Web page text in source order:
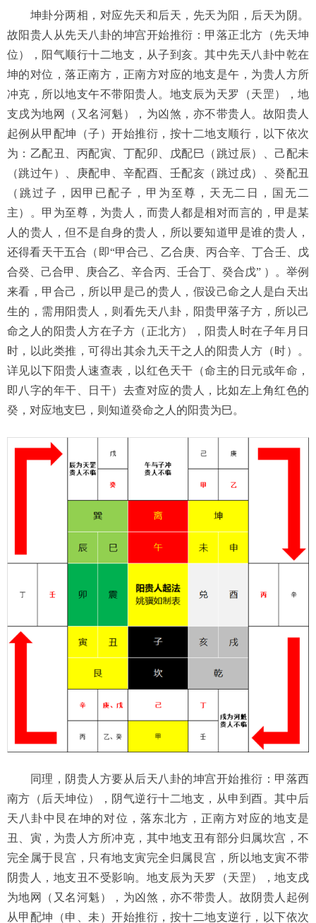
坤卦分两相，对应先天和后天，先天为阳，后天为阴。
故阳贵人从先天八卦的坤宫开始推衍：甲落正北方（先天坤
位），阳气顺行十二地支，从子到亥。其中先天八卦中乾在
坤的对位，落正南方，正南方对应的地支是午，为贵人方所
冲克，所以地支午不带阳贵人。地支辰为天罗（天罡），地
支戌为地网（又名河魁），为凶煞，亦不带贵人。故阳贵人
起例从甲配坤（子）开始推衍，按十二地支顺行，以下依次
为：乙配丑、丙配寅、丁配卯、戊配巳（跳过辰）、己配未
（跳过午）、庚配申、辛配酉、壬配亥（跳过戌）、癸配丑
（跳过子，因甲已配子，甲为至尊，天无二日，国无二
主）。甲为至尊，为贵人，而贵人都是相对而言的，甲是某
人的贵人，但不是自身的贵人，所以要知道甲是谁的贵人，
还得看天干五合（即“甲合己、乙合庚、丙合辛、丁合壬、戊
合癸、己合甲、庚合乙、辛合丙、壬合丁、癸合戊” ）。举例
来看，甲合己，所以甲是己的贵人，假设己命之人是白天出
生的，需用阳贵人，则看先天八卦，阳贵甲落子方，所以己
命之人的阳贵人方在子方（正北方），阳贵人时在子年月日
时，以此类推，可得出其余九天干之人的阳贵人方（时）。
详见以下阳贵人速查表，以红色天干（命主的日元或年命，
即八字的年干、日干）去查对应的贵人，比如左上角红色的
癸，对应地支巳，则知道癸命之人的阳贵为巳。
同理，阴贵人方要从后天八卦的坤宫开始推衍：甲落西
南方（后天坤位），阴气逆行十二地支，从申到酉。其中后
天八卦中艮在坤的对位，落东北方，正南方对应的地支是
丑、寅，为贵人方所冲克，其中地支丑有部分归属坎宫，不
完全属于艮宫，只有地支寅完全归属艮宫，所以地支寅不带
阴贵人，地支丑不受影响。地支辰为天罗（天罡），地支戌
为地网（又名河魁），为凶煞，亦不带贵人。故阴贵人起例
从甲配坤（申、未）开始推衍，按十二地支逆行，以下依次